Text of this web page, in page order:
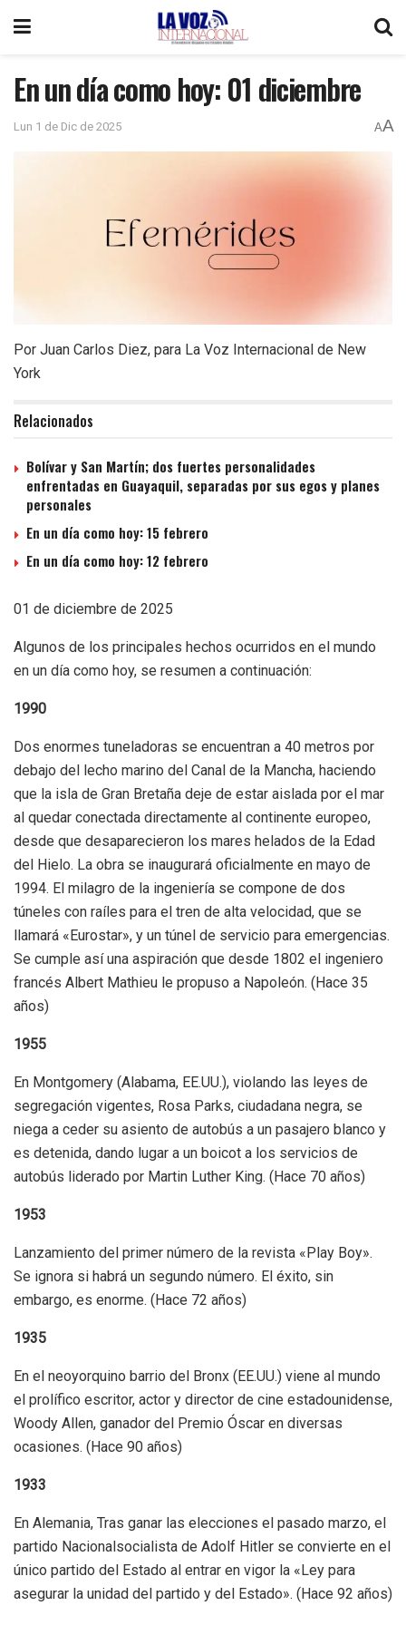
En un día como hoy: 01 diciembre
Lun 1 de Dic de 2025 AA
Por Juan Carlos Diez, para La Voz Internacional de New
York
Relacionados
Bolívar y San Martín; dos fuertes personalidades
enfrentadas en Guayaquil, separadas por sus egos y planes
personales
En un día como hoy: 15 febrero
En un día como hoy: 12 febrero
01 de diciembre de 2025
Algunos de los principales hechos ocurridos en el mundo
en un día como hoy, se resumen a continuación:
1990
Dos enormes tuneladoras se encuentran a 40 metros por
debajo del lecho marino del Canal de la Mancha, haciendo
que la isla de Gran Bretaña deje de estar aislada por el mar
al quedar conectada directamente al continente europeo,
desde que desaparecieron los mares helados de la Edad
del Hielo. La obra se inaugurará oficialmente en mayo de
1994. El milagro de la ingeniería se compone de dos
túneles con raíles para el tren de alta velocidad, que se
llamará «Eurostar», y un túnel de servicio para emergencias.
Se cumple así una aspiración que desde 1802 el ingeniero
francés Albert Mathieu le propuso a Napoleón. (Hace 35
años)
1955
En Montgomery (Alabama, EE.UU.), violando las leyes de
segregación vigentes, Rosa Parks, ciudadana negra, se
niega a ceder su asiento de autobús a un pasajero blanco y
es detenida, dando lugar a un boicot a los servicios de
autobús liderado por Martin Luther King. (Hace 70 años)
1953
Lanzamiento del primer número de la revista «Play Boy».
Se ignora si habrá un segundo número. El éxito, sin
embargo, es enorme. (Hace 72 años)
1935
En el neoyorquino barrio del Bronx (EE.UU.) viene al mundo
el prolífico escritor, actor y director de cine estadounidense,
Woody Allen, ganador del Premio Óscar en diversas
ocasiones. (Hace 90 años)
1933
En Alemania, Tras ganar las elecciones el pasado marzo, el
partido Nacionalsocialista de Adolf Hitler se convierte en el
único partido del Estado al entrar en vigor la «Ley para
asegurar la unidad del partido y del Estado». (Hace 92 años)